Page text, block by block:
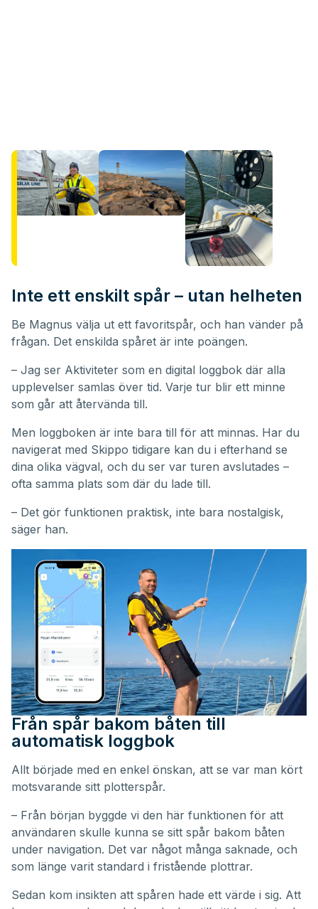
Inte ett enskilt spår – utan helheten
Be Magnus välja ut ett favoritspår, och han vänder på
frågan. Det enskilda spåret är inte poängen.
– Jag ser Aktiviteter som en digital loggbok där alla
upplevelser samlas över tid. Varje tur blir ett minne
som går att återvända till.
Men loggboken är inte bara till för att minnas. Har du
navigerat med Skippo tidigare kan du i efterhand se
dina olika vägval, och du ser var turen avslutades –
ofta samma plats som där du lade till.
– Det gör funktionen praktisk, inte bara nostalgisk,
säger han.
Från spår bakom båten till
automatisk loggbok
Allt började med en enkel önskan, att se var man kört
motsvarande sitt plotterspår.
– Från början byggde vi den här funktionen för att
användaren skulle kunna se sitt spår bakom båten
under navigation. Det var något många saknade, och
som länge varit standard i fristående plottrar.
Sedan kom insikten att spåren hade ett värde i sig. Att